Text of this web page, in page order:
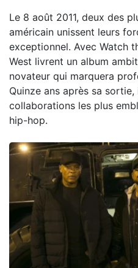
Le 8 août 2011, deux des
américain unissent leurs
exceptionnel. Avec Watch
West livrent un album
novateur qui marquera
Quinze ans après sa
collaborations les plus
hip-hop.